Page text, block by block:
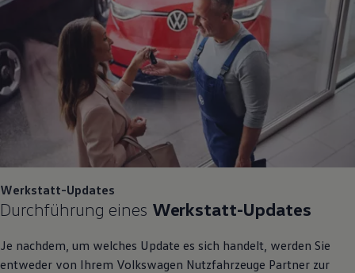
Werkstatt-Updates
Durchführung eines Werkstatt-Updates
Je nachdem, um welches Update es sich handelt, werden Sie
entweder von Ihrem Volkswagen Nutzfahrzeuge Partner zur